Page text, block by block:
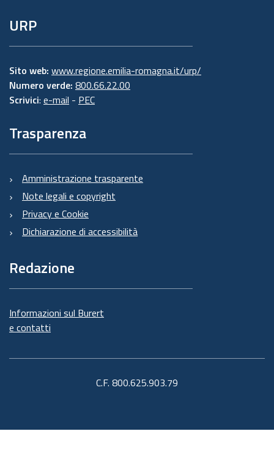
URP
Sito web: www.regione.emilia-romagna.it/urp/
Numero verde: 800.66.22.00
Scrivici: e-mail - PEC
Trasparenza
Amministrazione trasparente
Note legali e copyright
Privacy e Cookie
Dichiarazione di accessibilità
Redazione
Informazioni sul Burert
e contatti
C.F. 800.625.903.79